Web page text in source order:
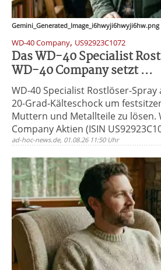
Gemini_Generated_Image_i6hwyji6hwyji6hw.png
WD-40 Company, US92923C1072
Das WD-40 Specialist
WD-40 Company setzt ...
WD-40 Specialist Rostlöser-
20-Grad-Kälteschock um
Muttern und Metallteile zu lösen.
Company Aktien (ISIN
ad-hoc-news.de, 01.08.26 11:50 Uhr